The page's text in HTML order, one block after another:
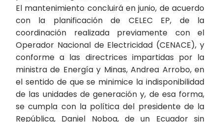
El mantenimiento concluirá en junio, de acuerdo
con la planificación de CELEC EP, de la
coordinación realizada previamente con el
Operador Nacional de Electricidad (CENACE), y
conforme a las directrices impartidas por la
ministra de Energía y Minas, Andrea Arrobo, en
el sentido de que se minimice la indisponibilidad
de las unidades de generación y, de esa forma,
se cumpla con la política del presidente de la
República, Daniel Noboa, de un Ecuador sin